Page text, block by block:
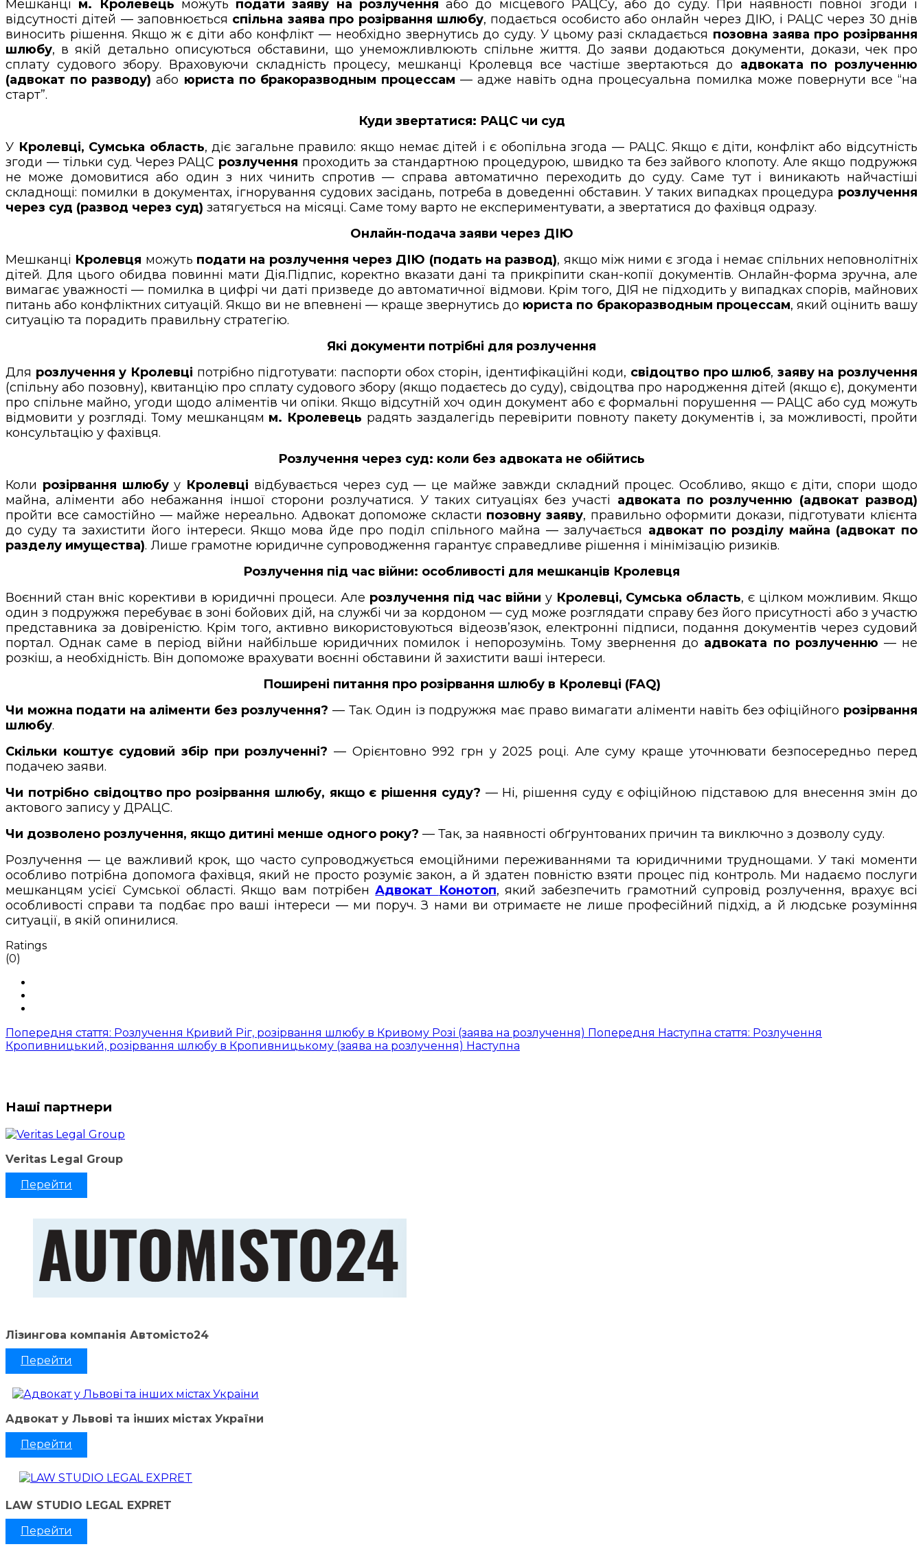
Мешканці м. Кролевець можуть подати заяву на розлучення або до місцевого РАЦСу, або до суду. При наявності повної згоди і
відсутності дітей — заповнюється спільна заява про розірвання шлюбу, подається особисто або онлайн через ДІЮ, і РАЦС через 30 днів
виносить рішення. Якщо ж є діти або конфлікт — необхідно звернутись до суду. У цьому разі складається позовна заява про розірвання
шлюбу, в якій детально описуються обставини, що унеможливлюють спільне життя. До заяви додаються документи, докази, чек про
сплату судового збору. Враховуючи складність процесу, мешканці Кролевця все частіше звертаються до адвоката по розлученню
(адвокат по разводу) або юриста по бракоразводным процессам — адже навіть одна процесуальна помилка може повернути все “на
старт”.
Куди звертатися: РАЦС чи суд
У Кролевці, Сумська область, діє загальне правило: якщо немає дітей і є обопільна згода — РАЦС. Якщо є діти, конфлікт або відсутність
згоди — тільки суд. Через РАЦС розлучення проходить за стандартною процедурою, швидко та без зайвого клопоту. Але якщо подружжя
не може домовитися або один з них чинить спротив — справа автоматично переходить до суду. Саме тут і виникають найчастіші
складнощі: помилки в документах, ігнорування судових засідань, потреба в доведенні обставин. У таких випадках процедура розлучення
через суд (развод через суд) затягується на місяці. Саме тому варто не експериментувати, а звертатися до фахівця одразу.
Онлайн-подача заяви через ДІЮ
Мешканці Кролевця можуть подати на розлучення через ДІЮ (подать на развод), якщо між ними є згода і немає спільних неповнолітніх
дітей. Для цього обидва повинні мати Дія.Підпис, коректно вказати дані та прикріпити скан-копії документів. Онлайн-форма зручна, але
вимагає уважності — помилка в цифрі чи даті призведе до автоматичної відмови. Крім того, ДІЯ не підходить у випадках спорів, майнових
питань або конфліктних ситуацій. Якщо ви не впевнені — краще звернутись до юриста по бракоразводным процессам, який оцінить вашу
ситуацію та порадить правильну стратегію.
Які документи потрібні для розлучення
Для розлучення у Кролевці потрібно підготувати: паспорти обох сторін, ідентифікаційні коди, свідоцтво про шлюб, заяву на розлучення
(спільну або позовну), квитанцію про сплату судового збору (якщо подаєтесь до суду), свідоцтва про народження дітей (якщо є), документи
про спільне майно, угоди щодо аліментів чи опіки. Якщо відсутній хоч один документ або є формальні порушення — РАЦС або суд можуть
відмовити у розгляді. Тому мешканцям м. Кролевець радять заздалегідь перевірити повноту пакету документів і, за можливості, пройти
консультацію у фахівця.
Розлучення через суд: коли без адвоката не обійтись
Коли розірвання шлюбуу Кролевці відбувається через суд — це майже завжди складний процес. Особливо, якщо є діти, спори щодо
майна, аліменти або небажання іншої сторони розлучатися. У таких ситуаціях без участі адвоката по розлученню (адвокат развод)
пройти все самостійно — майже нереально. Адвокат допоможе скласти позовну заяву, правильно оформити докази, підготувати клієнта
до суду та захистити його інтереси. Якщо мова йде про поділ спільного майна — залучається адвокат по розділу майна (адвокат по
разделу имущества). Лише грамотне юридичне супроводження гарантує справедливе рішення і мінімізацію ризиків.
Розлучення під час війни: особливості для мешканців Кролевця
Воєнний стан вніс корективи в юридичні процеси. Але розлучення під час війни у Кролевці, Сумська область, є цілком можливим. Якщо
один з подружжя перебуває в зоні бойових дій, на службі чи за кордоном — суд може розглядати справу без його присутності або з участю
представника за довіреністю. Крім того, активно використовуються відеозв’язок, електронні підписи, подання документів через судовий
портал. Однак саме в період війни найбільше юридичних помилок і непорозумінь. Тому звернення до адвоката по розлученню — не
розкіш, а необхідність. Він допоможе врахувати воєнні обставини й захистити ваші інтереси.
Поширені питання про розірвання шлюбу в Кролевці (FAQ)
Чи можна подати на аліменти без розлучення? — Так. Один із подружжя має право вимагати аліменти навіть без офіційного розірвання
шлюбу.
Скільки коштує судовий збір при розлученні? — Орієнтовно 992 грн у 2025 році. Але суму краще уточнювати безпосередньо перед
подачею заяви.
Чи потрібно свідоцтво про розірвання шлюбу, якщо є рішення суду? — Ні, рішення суду є офіційною підставою для внесення змін до
актового запису у ДРАЦС.
Чи дозволено розлучення, якщо дитині менше одного року? — Так, за наявності обґрунтованих причин та виключно з дозволу суду.
Розлучення — це важливий крок, що часто супроводжується емоційними переживаннями та юридичними труднощами. У такі моменти
особливо потрібна допомога фахівця, який не просто розуміє закон, а й здатен повністю взяти процес під контроль. Ми надаємо послуги
мешканцям усієї Сумської області. Якщо вам потрібенАдвокат Конотоп, який забезпечить грамотний супровід розлучення, врахує всі
особливості справи та подбає про ваші інтереси — ми поруч. З нами ви отримаєте не лише професійний підхід, а й людське розуміння
ситуації, в якій опинилися.
Ratings
(0)
Попередня стаття: Розлучення Кривий Ріг, розірвання шлюбу в Кривому Розі (заява на розлучення) Попередня Наступна стаття: Розлучення
Кропивницький, розірвання шлюбу в Кропивницькому (заява на розлучення) Наступна
Наші партнери
Veritas Legal Group
Перейти
Лізингова компанія Автомісто24
Перейти
Адвокат у Львові та інших містах України
Перейти
LAW STUDIO LEGAL EXPRET
Перейти